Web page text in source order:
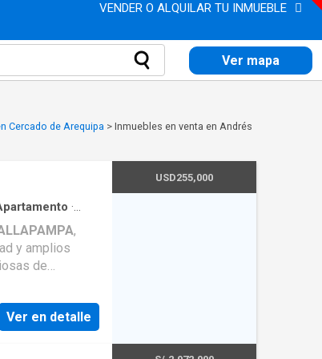
VENDER O ALQUILAR TU INMUEBLE
Ver mapa
Cercado de Arequipa > Inmuebles en venta en Andrés
·
,
y amplios
de
-
natural -
de distribución
Ver en detalle
USD255,000